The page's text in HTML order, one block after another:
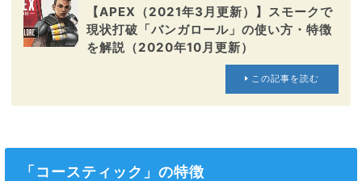
【APEX（2021年3月更新）】スモークで
現状打破「バンガロール」の使い方・特徴
を解説（2020年10月更新）
この記事を読む
「コースティック」の特徴